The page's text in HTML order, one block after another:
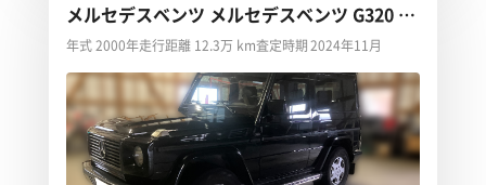
メルセデスベンツ メルセデスベンツ G320 シ
ョート
年式 2000年走行距離 12.3万 km査定時期 2024年11月